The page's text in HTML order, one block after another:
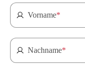
Vorname*
Nachname*